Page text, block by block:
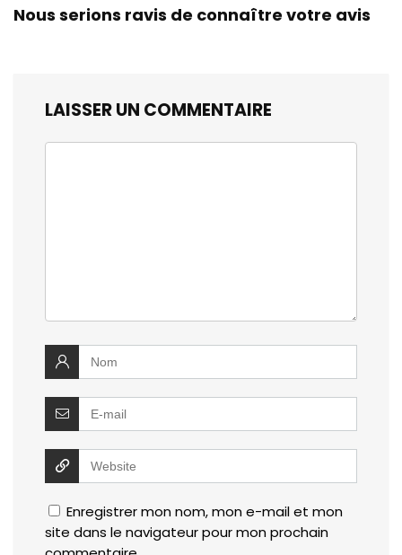
Nous serions ravis de connaître votre avis
LAISSER UN COMMENTAIRE
Enregistrer mon nom, mon e-mail et mon
site dans le navigateur pour mon prochain